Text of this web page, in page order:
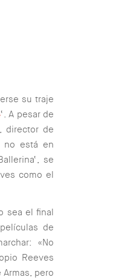
su traje
‘. A pesar de
director de
no está en
‘, se
como el
sea el final
de
«No
Reeves
Armas, pero